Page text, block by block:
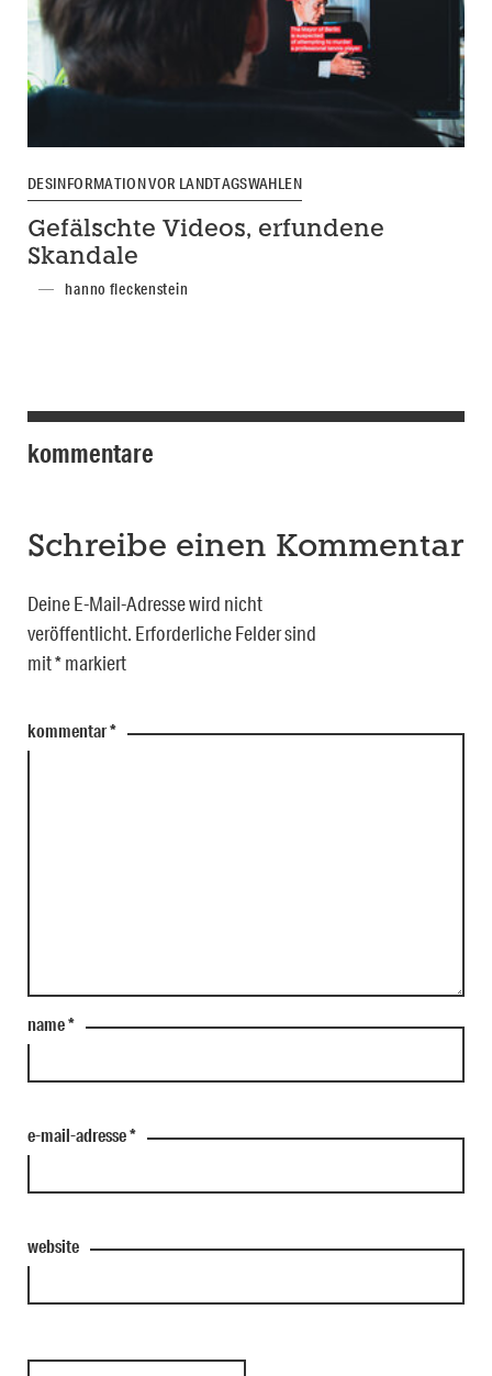
DESINFORMATION VOR LANDTAGSWAHLEN
Gefälschte Videos, erfundene
Skandale
hanno fleckenstein
kommentare
Schreibe einen Kommentar
Deine E-Mail-Adresse wird nicht
veröffentlicht. Erforderliche Felder sind
mit*markiert
kommentar*
name*
e-mail-adresse*
website